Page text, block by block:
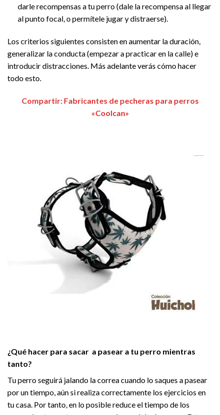
darle recompensas a tu perro (dale la recompensa al llegar
al punto focal, o permítele jugar y distraerse).
Los criterios siguientes consisten en aumentar la duración,
generalizar la conducta (empezar a practicar en la calle) e
introducir distracciones. Más adelante verás cómo hacer
todo esto.
Compartir: Fabricantes de pecheras para perros
«Coolcan»
¿Qué hacer para sacar a pasear a tu perro mientras
tanto?
Tu perro seguirá jalando la correa cuando lo saques a pasear
por un tiempo, aún si realiza correctamente los ejercicios en
tu casa. Por tanto, en lo posible reduce el tiempo de los